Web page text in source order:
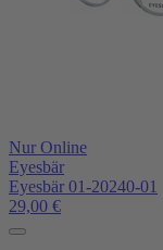
Nur Online
Eyesbär
Eyesbär 01-20240-01
29,00 €